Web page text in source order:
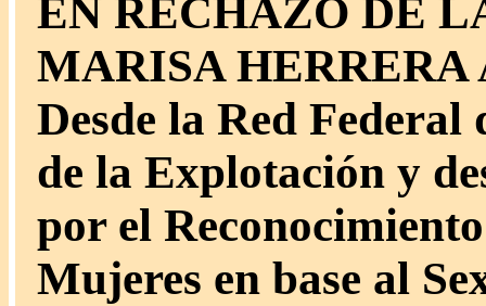
EN RECHAZO DE
MARISA HERRERA
Desde la Red
de la Explotación y
por el
Mujeres en base al